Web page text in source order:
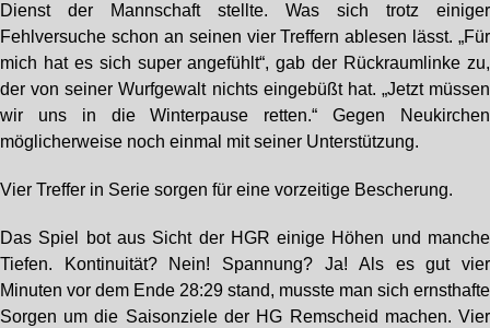
Dienst der Mannschaft stellte. Was sich trotz einiger
Fehlversuche schon an seinen vier Treffern ablesen lässt. „Für
mich hat es sich super angefühlt“, gab der Rückraumlinke zu,
der von seiner Wurfgewalt nichts eingebüßt hat. „Jetzt müssen
wir uns in die Winterpause retten.“ Gegen Neukirchen
möglicherweise noch einmal mit seiner Unterstützung.
Vier Treffer in Serie sorgen für eine vorzeitige Bescherung.
Das Spiel bot aus Sicht der HGR einige Höhen und manche
Tiefen. Kontinuität? Nein! Spannung? Ja! Als es gut vier
Minuten vor dem Ende 28:29 stand, musste man sich ernsthafte
Sorgen um die Saisonziele der HG Remscheid machen. Vier